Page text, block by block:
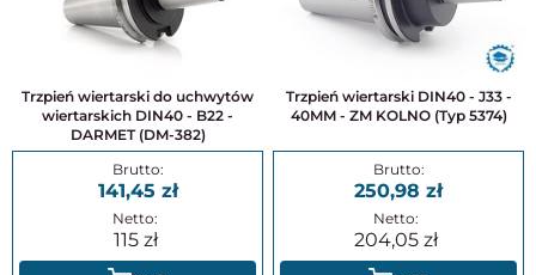
Trzpień wiertarski do uchwytów
wiertarskich DIN40 - B22 -
DARMET (DM-382)
141,45
115
Trzpień wiertarski DIN40 - J33 -
40MM - ZM KOLNO (Typ 5374)
250,98
204,05